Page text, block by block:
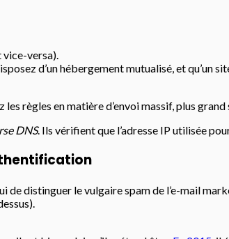
vice-versa).
d’un hébergement mutualisé, et qu’un
règles en matière d’envoi massif, plus
DNS. Ils vérifient que l’adresse IP utilisée
distinguer le vulgaire spam de l’e-mail